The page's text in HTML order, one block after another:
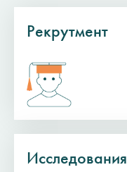
Рекрутмент
Исследования